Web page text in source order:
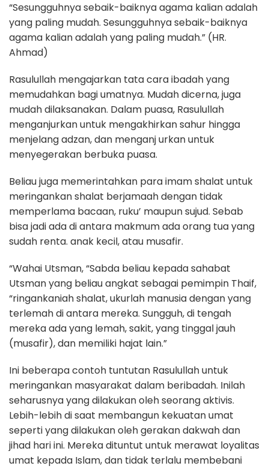
“Sesungguhnya sebaik-baiknya agama kalian adalah
yang paling mudah. Sesungguhnya sebaik-baiknya
agama kalian adalah yang paling mudah.” (HR.
Ahmad)
Rasulullah mengajarkan tata cara ibadah yang
memudahkan bagi umatnya. Mudah dicerna, juga
mudah dilaksanakan. Dalam puasa, Rasulullah
menganjurkan untuk mengakhirkan sahur hingga
menjelang adzan, dan menganj urkan untuk
menyegerakan berbuka puasa.
Beliau juga memerintahkan para imam shalat untuk
meringankan shalat berjamaah dengan tidak
memperlama bacaan, ruku’ maupun sujud. Sebab
bisa jadi ada di antara makmum ada orang tua yang
sudah renta. anak kecil, atau musafir.
“Wahai Utsman, “Sabda beliau kepada sahabat
Utsman yang beliau angkat sebagai pemimpin Thaif,
“ringankaniah shalat, ukurlah manusia dengan yang
terlemah di antara mereka. Sungguh, di tengah
mereka ada yang lemah, sakit, yang tinggal jauh
(musafir), dan memiliki hajat lain.”
Ini beberapa contoh tuntutan Rasulullah untuk
meringankan masyarakat dalam beribadah. Inilah
seharusnya yang dilakukan oleh seorang aktivis.
Lebih-lebih di saat membangun kekuatan umat
seperti yang dilakukan oleh gerakan dakwah dan
jihad hari ini. Mereka dituntut untuk merawat loyalitas
umat kepada Islam, dan tidak terlalu membebani